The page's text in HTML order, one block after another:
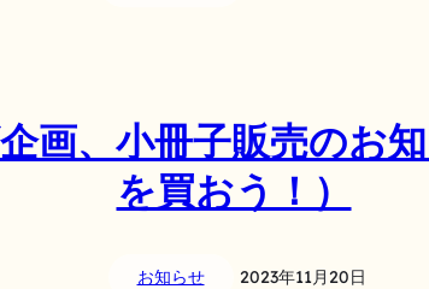
画、小冊子販売のお
を買おう！）
お知らせ 2023年11月20日